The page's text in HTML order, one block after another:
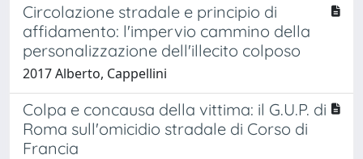
Circolazione stradale e principio di
affidamento: l'impervio cammino della
personalizzazione dell'illecito colposo
2017 Alberto, Cappellini
Colpa e concausa della vittima: il G.U.P. di
Roma sull'omicidio stradale di Corso di
Francia